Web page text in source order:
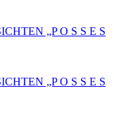
„P O S S E S
„P O S S E S